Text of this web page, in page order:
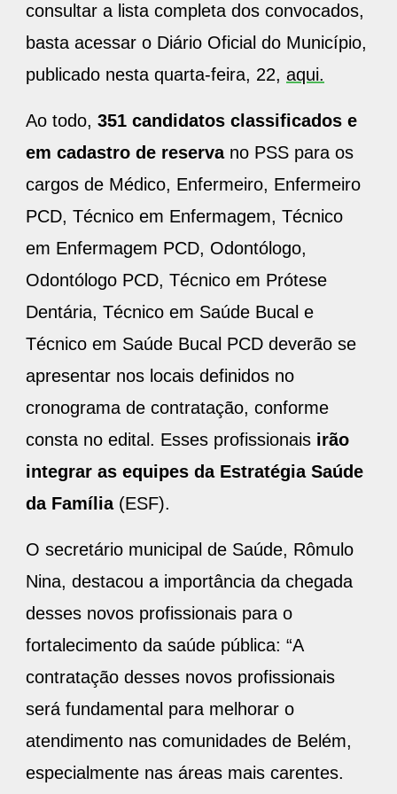
consultar a lista completa dos convocados,
basta acessar o Diário Oficial do Município,
publicado nesta quarta-feira, 22, aqui.
Ao todo, 351 candidatos classificados e
em cadastro de reservano PSS para os
cargos de Médico, Enfermeiro, Enfermeiro
PCD, Técnico em Enfermagem, Técnico
em Enfermagem PCD, Odontólogo,
Odontólogo PCD, Técnico em Prótese
Dentária, Técnico em Saúde Bucal e
Técnico em Saúde Bucal PCD deverão se
apresentar nos locais definidos no
cronograma de contratação, conforme
consta no edital. Esses profissionais irão
integrar as equipes da Estratégia Saúde
da Família(ESF).
O secretário municipal de Saúde, Rômulo
Nina, destacou a importância da chegada
desses novos profissionais para o
fortalecimento da saúde pública: “A
contratação desses novos profissionais
será fundamental para melhorar o
atendimento nas comunidades de Belém,
especialmente nas áreas mais carentes.